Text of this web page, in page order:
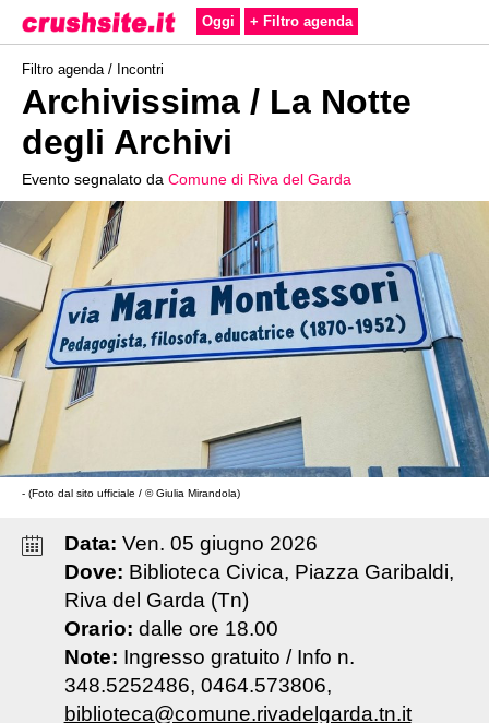
Oggi + Filtro agenda
Filtro agenda / Incontri
Archivissima / La Notte
degli Archivi
Evento segnalato da Comune di Riva del Garda
- (Foto dal sito ufficiale / © Giulia Mirandola)
Data: Ven. 05 giugno 2026
Dove: Biblioteca Civica, Piazza Garibaldi,
Riva del Garda (Tn)
Orario: dalle ore 18.00
Note: Ingresso gratuito / Info n.
348.5252486, 0464.573806,
biblioteca@comune.rivadelgarda.tn.it